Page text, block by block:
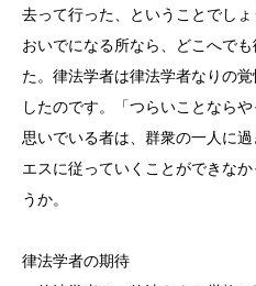
去って行った、ということでし
おいでになる所なら、どこへで
た。律法学者は律法学者なりの
したのです。「つらいことなら
思いでいる者は、群衆の一人に
エスに従っていくことができな
うか。
律法学者の期待